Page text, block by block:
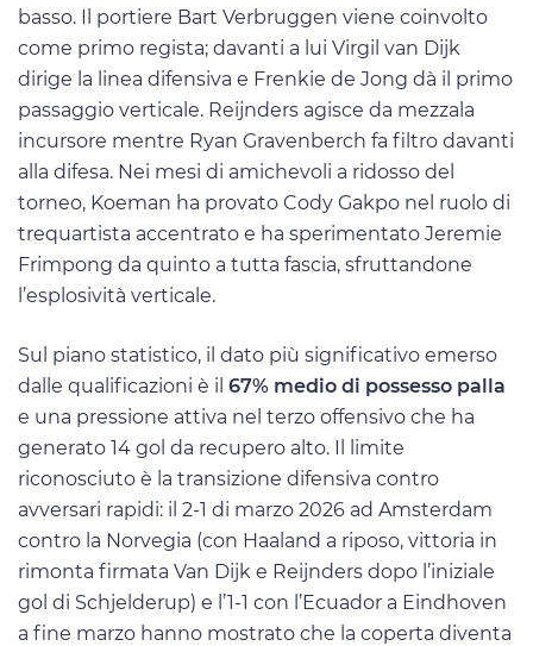
basso. Il portiere Bart Verbruggen viene coinvolto
come primo regista; davanti a lui Virgil van Dijk
dirige la linea difensiva e Frenkie de Jong dà il primo
passaggio verticale. Reijnders agisce da mezzala
incursore mentre Ryan Gravenberch fa filtro davanti
alla difesa. Nei mesi di amichevoli a ridosso del
torneo, Koeman ha provato Cody Gakpo nel ruolo di
trequartista accentrato e ha sperimentato Jeremie
Frimpong da quinto a tutta fascia, sfruttandone
l’esplosività verticale.
Sul piano statistico, il dato più significativo emerso
dalle qualificazioni è il 67% medio di possesso palla
e una pressione attiva nel terzo offensivo che ha
generato 14 gol da recupero alto. Il limite
riconosciuto è la transizione difensiva contro
avversari rapidi: il 2-1 di marzo 2026 ad Amsterdam
contro la Norvegia (con Haaland a riposo, vittoria in
rimonta firmata Van Dijk e Reijnders dopo l’iniziale
gol di Schjelderup) e l’1-1 con l’Ecuador a Eindhoven
a fine marzo hanno mostrato che la coperta diventa